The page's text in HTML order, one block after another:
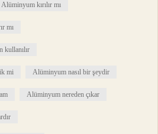
Alüminyum kırılır mı
mı
kullanılır
mi Alüminyum nasıl bir şeydir
Alüminyum nereden çıkar